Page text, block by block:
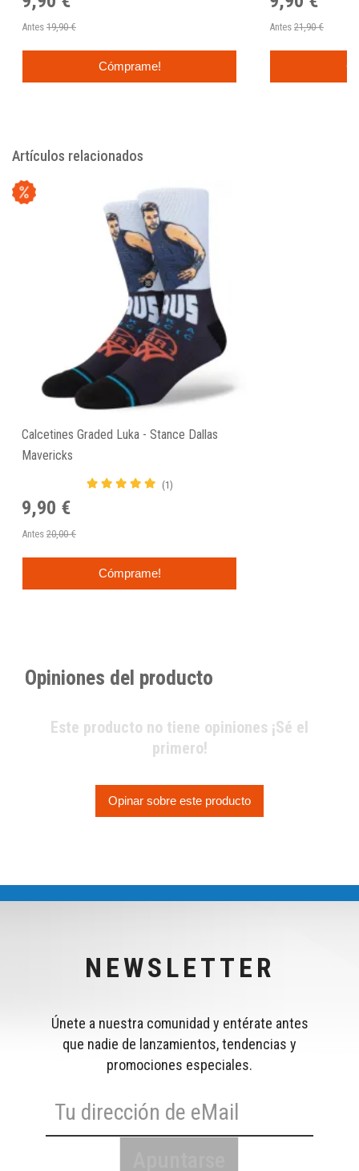
Antes 19,90 €
Cómprame!
Antes 21,90 €
Artículos relacionados
Calcetines Graded Luka - Stance Dallas
Mavericks
(1)
9,90 €
Antes 20,00 €
Cómprame!
Opiniones del producto
Este producto no tiene opiniones ¡Sé el
primero!
Opinar sobre este producto
NEWSLETTER
Únete a nuestra comunidad y entérate antes
que nadie de lanzamientos, tendencias y
promociones especiales.